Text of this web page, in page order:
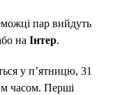
пар вийдуть
на Інтер.
у п’ятницю, 31
часом. Перші